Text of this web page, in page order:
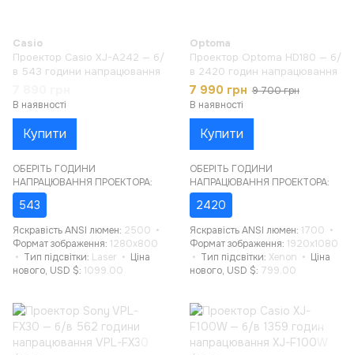
Casio
Проектор Casio XJ-A242 — б/
в 543 години напрацювання
В наявності
Купити
ОБЕРІТЬ ГОДИНИ
НАПРАЦЮВАННЯ ПРОЕКТОРА:
543
Яскравість ANSI люмен 2500
Формат зображення 1280x800
Тип підсвітки Laser
Ціна
нового, USD $ 1099.00
Optoma
Проектор Optoma HD180 — б/
в 2420 годин напрацювання
7 990 грн 9 700 грн
В наявності
Купити
ОБЕРІТЬ ГОДИНИ
НАПРАЦЮВАННЯ ПРОЕКТОРА:
2420
Яскравість ANSI люмен 1700
Формат зображення 1920x1080
Тип підсвітки Xenon
Ціна
нового, USD $ 799.00